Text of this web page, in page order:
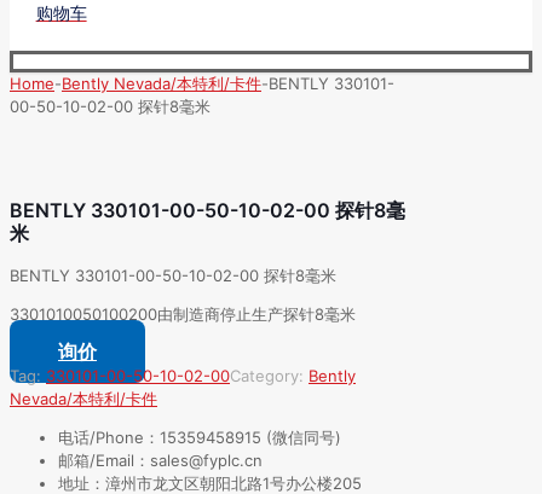
购物车
Home-Bently Nevada/本特利/卡件-BENTLY 330101-
00-50-10-02-00 探针8毫米
BENTLY 330101-00-50-10-02-00 探针8毫
米
BENTLY 330101-00-50-10-02-00 探针8毫米
3301010050100200由制造商停止生产探针8毫米
询价
Tag: 330101-00-50-10-02-00Category: Bently
Nevada/本特利/卡件
电话/Phone：15359458915 (微信同号)
邮箱/Email：sales@fyplc.cn
地址：漳州市龙文区朝阳北路1号办公楼205